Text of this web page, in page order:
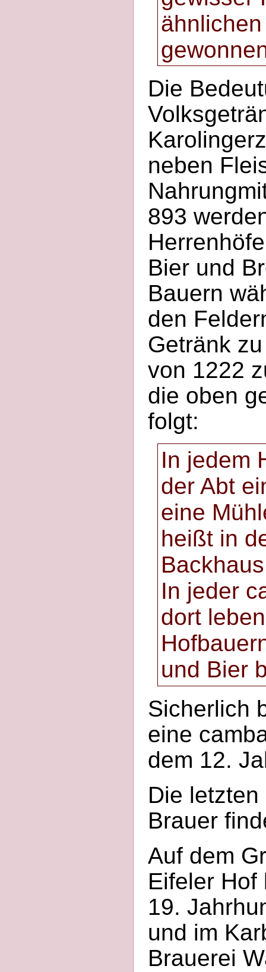
Die
neben
893
Bier und
Bauern
den
Getränk
von 1222
die oben
folgt:
In jedem
der Abt
eine
heißt in
In jeder
dort
und Bier
Sicherlich
eine
dem 12.
Die
Brauer
Auf dem
Eifeler Hof
19.
und im
Brauerei